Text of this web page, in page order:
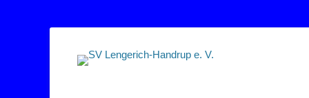
SV Lengerich-
Sportverein Lengerich Handrup